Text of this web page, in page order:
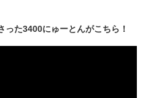
た3400にゅーとんがこちら！